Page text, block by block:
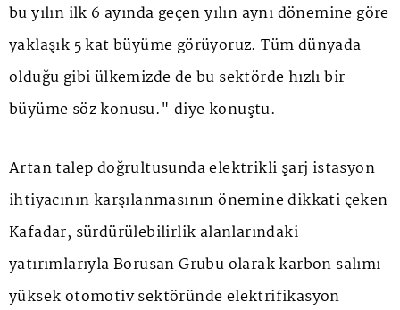
bu yılın ilk 6 ayında geçen yılın aynı dönemine göre
yaklaşık 5 kat büyüme görüyoruz. Tüm dünyada
olduğu gibi ülkemizde de bu sektörde hızlı bir
büyüme söz konusu." diye konuştu.
Artan talep doğrultusunda elektrikli şarj istasyon
ihtiyacının karşılanmasının önemine dikkati çeken
Kafadar, sürdürülebilirlik alanlarındaki
yatırımlarıyla Borusan Grubu olarak karbon salımı
yüksek otomotiv sektöründe elektrifikasyon